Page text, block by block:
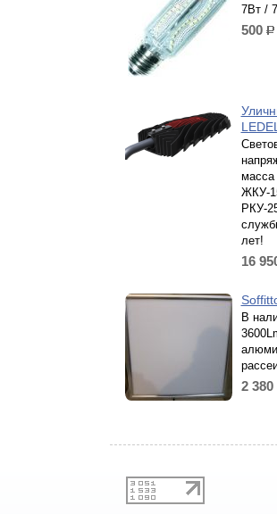
7Вт /
500 р.
масса
ЖКУ-
РКУ-
лет!
16
В
2 380